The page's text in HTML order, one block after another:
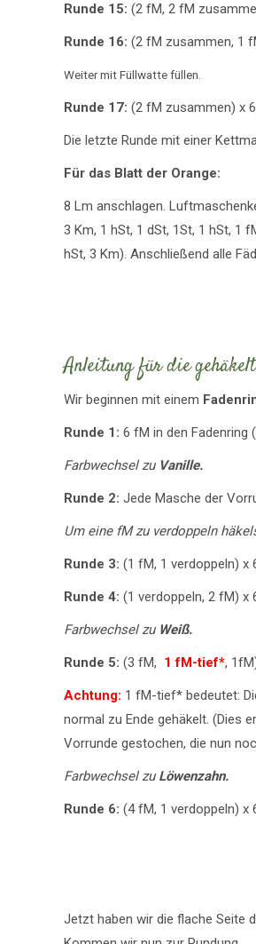
Runde 15: (2 fM, 2 fM
Runde 16: (2 fM zusammen, 1
Weiter mit Füllwatte füllen.
Runde 17: (2 fM zusammen) x
Die letzte Runde mit einer
Für das Blatt der Orange:
8 Lm anschlagen.
3 Km, 1 hSt, 1 dSt, 1St, 1 hSt, 1
hSt, 3 Km). Anschließend alle
Anleitung für die
Wir beginnen mit einem
Runde 1: 6 fM in den Fadenring
Farbwechsel zu Vanille.
Runde 2: Jede Masche der
Um eine fM zu verdoppeln
Runde 3: (1 fM, 1 verdoppeln) x
Runde 4: (1 verdoppeln, 2 fM) x
Farbwechsel zu Weiß.
Runde 5: (3 fM, 1 fM-tief*,
Achtung: 1 fM-tief* bedeutet:
normal zu Ende gehäkelt. (Dies
Vorrunde gestochen, die nun
Farbwechsel zu Löwenzahn.
Runde 6: (4 fM, 1 verdoppeln) x
Jetzt haben wir die flache Seite